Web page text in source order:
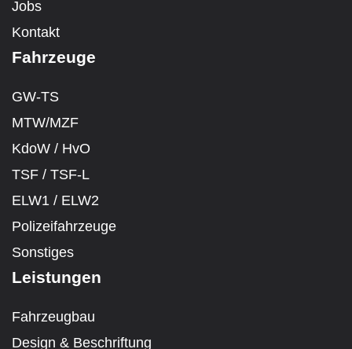
Jobs
Kontakt
Fahrzeuge
GW-TS
MTW/MZF
KdoW / HvO
TSF / TSF-L
ELW1 / ELW2
Polizeifahrzeuge
Sonstiges
Leistungen
Fahrzeugbau
Design & Beschriftung